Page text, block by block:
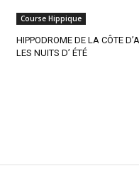
Course Hippique
HIPPODROME DE LA CÔTE
LES NUITS D’ ÉTÉ